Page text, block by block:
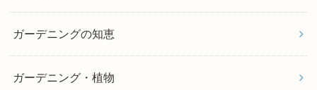
ガーデニングの知恵
ガーデニング・植物